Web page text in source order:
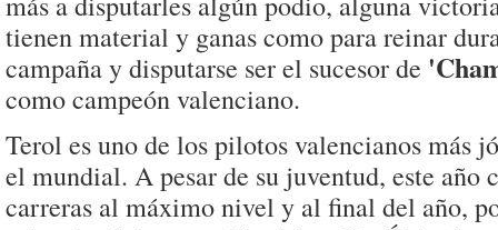
tienen material y ganas como para reinar
campaña y disputarse ser el sucesor de
como campeón valenciano.
Terol es uno de los pilotos valencianos más
el mundial. A pesar de su juventud, este año
carreras al máximo nivel y al final del año,